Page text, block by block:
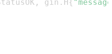
, gin . H{